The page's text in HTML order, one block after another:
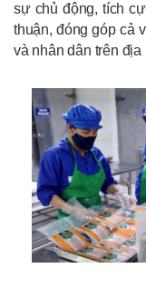
sự chủ động, tích
thuận, đóng góp cả
và nhân dân trên địa